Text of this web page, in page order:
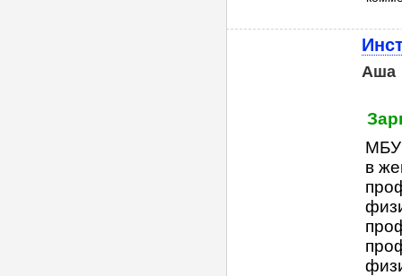
Аша
МБУ
в